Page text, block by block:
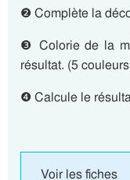
❷ Complète la
❸ Colorie de la
résultat. (5
❹ Calcule le
Voir les fiches